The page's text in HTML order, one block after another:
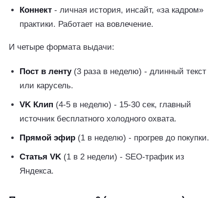
Коннект - личная история, инсайт, «за кадром»
практики. Работает на вовлечение.
И четыре формата выдачи:
Пост в ленту(3 раза в неделю) - длинный текст
или карусель.
VK Клип (4-5 в неделю) - 15-30 сек, главный
источник бесплатного холодного охвата.
Прямой эфир (1 в неделю) - прогрев до покупки.
Статья VK (1 в 2 недели) - SEO-трафик из
Яндекса.